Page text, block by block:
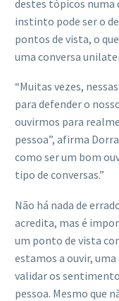
destes tópicos numa
instinto pode ser o
pontos de vista, o
uma conversa
“Muitas vezes,
para defender o
ouvirmos para
pessoa”, afirma
como ser um bom
tipo de conversas.”
Não há nada de
acredita, mas é
um ponto de vista
estamos a ouvir,
validar os
pessoa. Mesmo que